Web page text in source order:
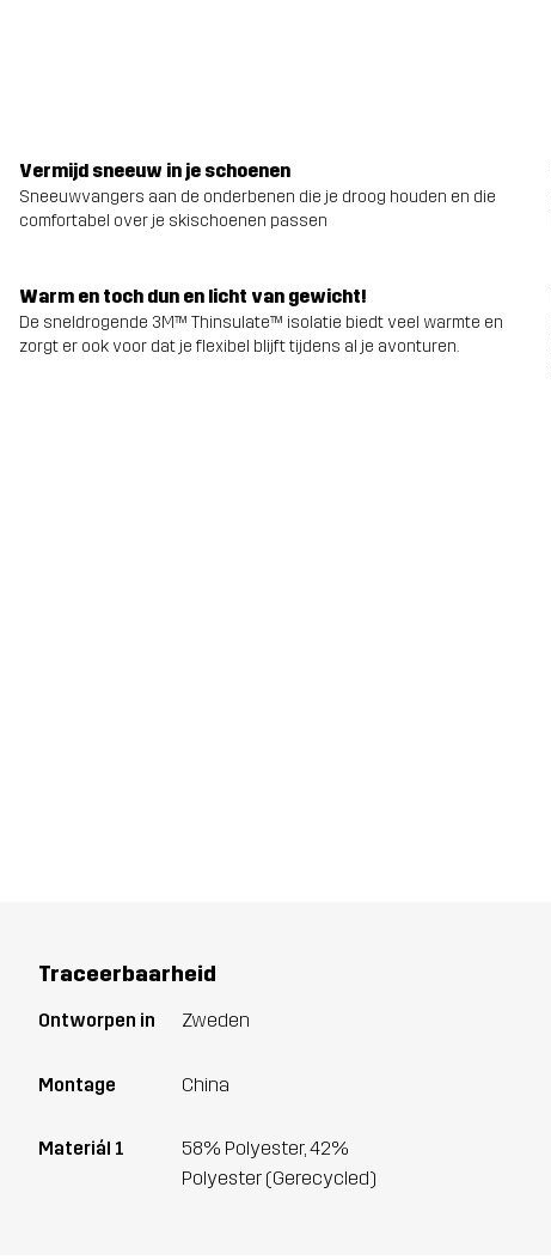
Vermijd sneeuw in je schoenen
Sneeuwvangers aan de onderbenen die je droog houden en die
comfortabel over je skischoenen passen
Warm en toch dun en licht van gewicht!
De sneldrogende 3M™ Thinsulate™ isolatie biedt veel warmte en
zorgt er ook voor dat je flexibel blijft tijdens al je avonturen.
Traceerbaarheid
Ontworpen in Zweden
Montage China
Materiál 1
58% Polyester, 42%
Polyester (Gerecycled)